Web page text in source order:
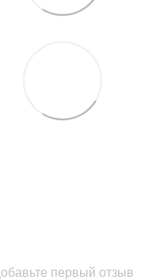
первый отзыв